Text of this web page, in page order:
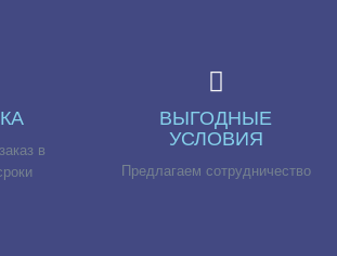
в
ВЫГОДНЫЕ
УСЛОВИЯ
Предлагаем сотрудничество